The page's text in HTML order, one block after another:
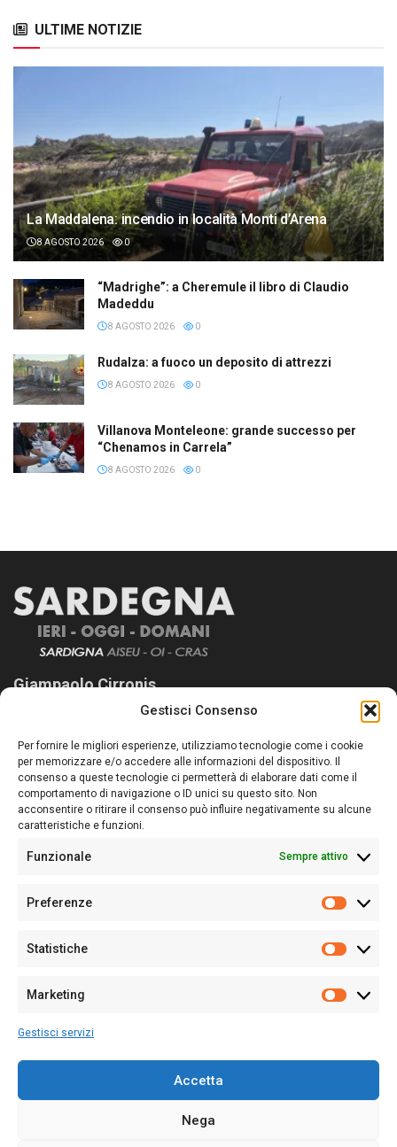
Gestisci Consenso
Per fornire le migliori esperienze, utilizziamo tecnologie come i cookie
per memorizzare e/o accedere alle informazioni del dispositivo. Il
consenso a queste tecnologie ci permetterà di elaborare dati come il
comportamento di navigazione o ID unici su questo sito. Non
acconsentire o ritirare il consenso può influire negativamente su alcune
caratteristiche e funzioni.
Funzionale Sempre attivo
Preferenze
Statistiche
Marketing
Gestisci servizi
Accetta
Nega
ULTIME NOTIZIE
La Maddalena: incendio in località Monti d’Arena
8 AGOSTO 2026 0
“Madrighe”: a Cheremule il libro di Claudio
Madeddu
8 AGOSTO 2026 0
Rudalza: a fuoco un deposito di attrezzi
8 AGOSTO 2026 0
Villanova Monteleone: grande successo per
“Chenamos in Carrela”
8 AGOSTO 2026 0
Giampaolo Cirronis
Sardegna Ieri-Oggi-Domani nasce per informare “liberamente” i
lettori su quanto accade in Sardegna, con un occhio rivolto al
nostro passato e, soprattutto, al nostro futuro
Follow Us
Sede:Via Cristoforo Colombo 09013 Carbonia
Partita IVA02270380922
128/2020 del 10/02/2020
Per la Pubblicità: